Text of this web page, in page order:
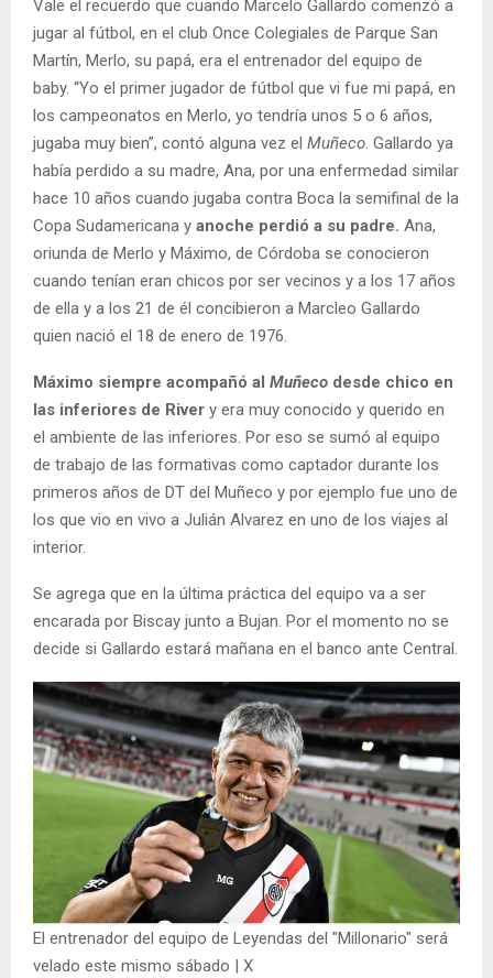
Vale el recuerdo que cuando Marcelo Gallardo comenzó a
jugar al fútbol, en el club Once Colegiales de Parque San
Martín, Merlo, su papá, era el entrenador del equipo de
baby. “Yo el primer jugador de fútbol que vi fue mi papá, en
los campeonatos en Merlo, yo tendría unos 5 o 6 años,
jugaba muy bien”, contó alguna vez el Muñeco. Gallardo ya
había perdido a su madre, Ana, por una enfermedad similar
hace 10 años cuando jugaba contra Boca la semifinal de la
Copa Sudamericana y anoche perdió a su padre. Ana,
oriunda de Merlo y Máximo, de Córdoba se conocieron
cuando tenían eran chicos por ser vecinos y a los 17 años
de ella y a los 21 de él concibieron a Marcleo Gallardo
quien nació el 18 de enero de 1976.
Máximo siempre acompañó al Muñeco desde chico en
las inferiores de River y era muy conocido y querido en
el ambiente de las inferiores. Por eso se sumó al equipo
de trabajo de las formativas como captador durante los
primeros años de DT del Muñeco y por ejemplo fue uno de
los que vio en vivo a Julián Alvarez en uno de los viajes al
interior.
Se agrega que en la última práctica del equipo va a ser
encarada por Biscay junto a Bujan. Por el momento no se
decide si Gallardo estará mañana en el banco ante Central.
El entrenador del equipo de Leyendas del "Millonario" será
velado este mismo sábado | X